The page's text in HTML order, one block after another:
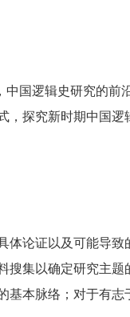
国逻辑史研究的前
探究新时期中国逻
体论证以及可能导
搜集以确定研究主题
基本脉络；对于有志